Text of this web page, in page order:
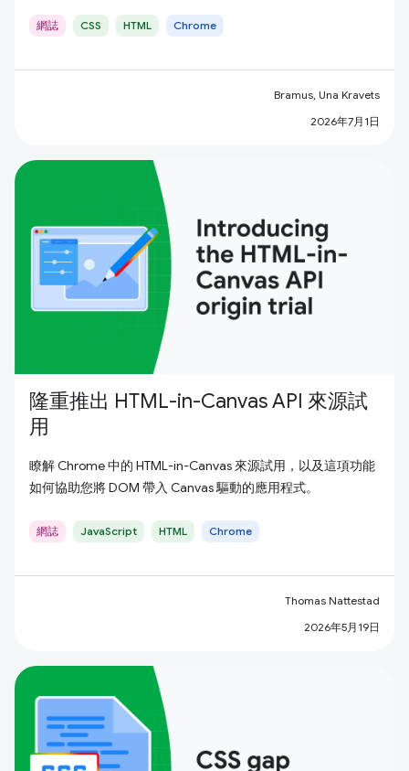
網誌 CSS HTML Chrome
Bramus, Una Kravets
2026年7月1日
隆重推出 HTML-in-Canvas API 來源試
用
瞭解 Chrome 中的 HTML-in-Canvas 來源試用，以及這項功能
如何協助您將 DOM 帶入 Canvas 驅動的應用程式。
網誌 JavaScript HTML Chrome
Thomas Nattestad
2026年5月19日